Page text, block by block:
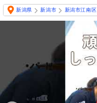
新潟県 新潟市 新潟市江南区